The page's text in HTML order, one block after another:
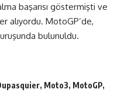
başarısı göstermişti ve
alıyordu. MotoGP’de,
bulunuldu.
, Moto3, MotoGP,